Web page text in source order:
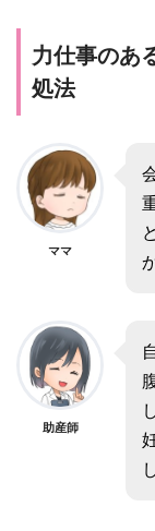
力仕事のあ
処法
ママ
助産師